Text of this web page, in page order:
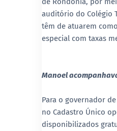
auditório do Colégio
têm de atuarem
especial com taxas
Manoel
Para o governador
no Cadastro Único
disponibilizados